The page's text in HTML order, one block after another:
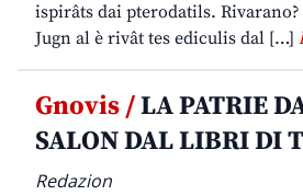
ispirâts dai pterodatils.
Jugn al è rivât tes ediculis dal […]
Gnovis /LA PATRIE
SALON DAL LIBRI DI
Redazion